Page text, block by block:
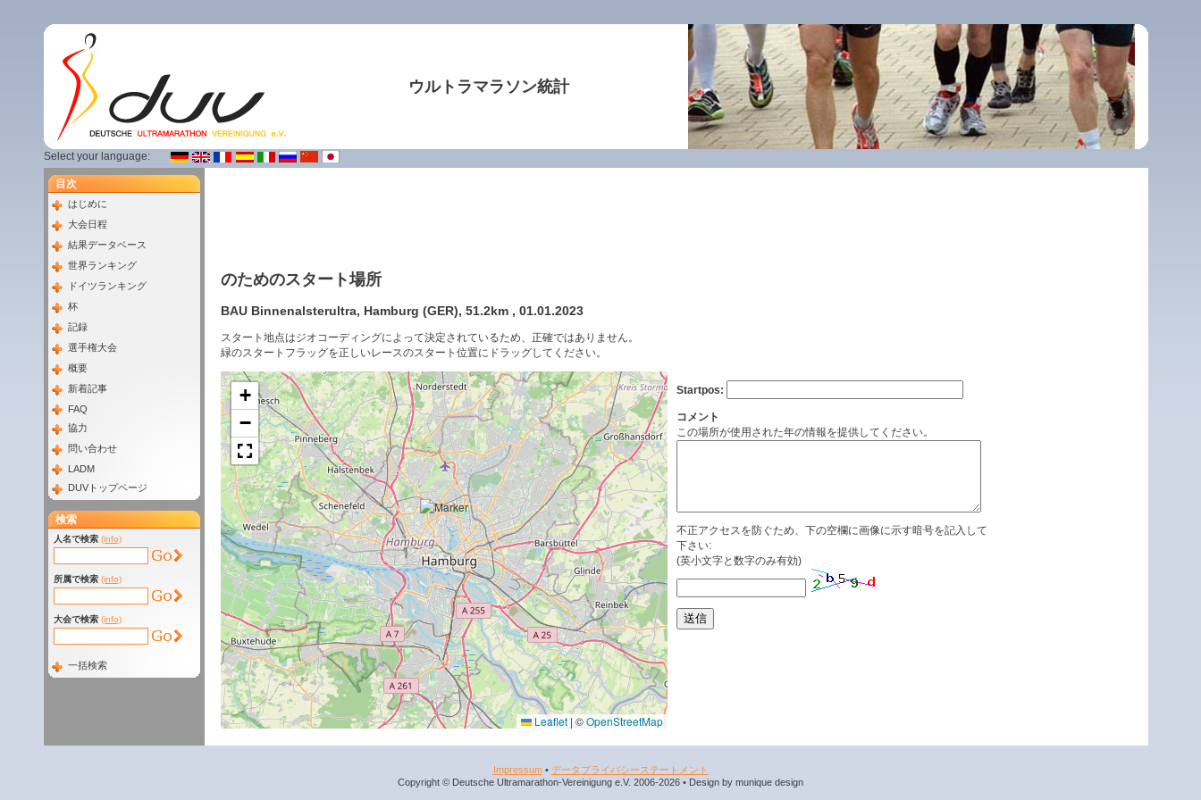
ウルトラマラソン統計
Select your language:
目次
はじめに
大会日程
結果データベース
世界ランキング
ドイツランキング
杯
記録
選手権大会
概要
新着記事
FAQ
協力
問い合わせ
LADM
DUVトップページ
検索
人名で検索 (info)
所属で検索 (info)
大会で検索 (info)
一括検索
のためのスタート場所
BAU Binnenalsterultra, Hamburg (GER), 51.2km , 01.01.2023
スタート地点はジオコーディングによって決定されているため、正確ではありません。
緑のスタートフラッグを正しいレースのスタート位置にドラッグしてください。
+
−
Leaflet | ©OpenStreetMap
Startpos:
コメント
この場所が使用された年の情報を提供してください。
不正アクセスを防ぐため、下の空欄に画像に示す暗号を記入して
下さい:
(英小文字と数字のみ有効)
Impressum• データプライバシーステートメント
Copyright © Deutsche Ultramarathon-Vereinigung e.V. 2006-2026 • Design by munique design